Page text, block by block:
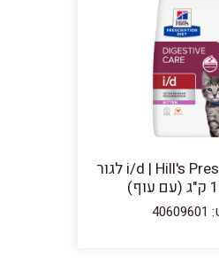
i/d | Hill's Prescription Diet לגור